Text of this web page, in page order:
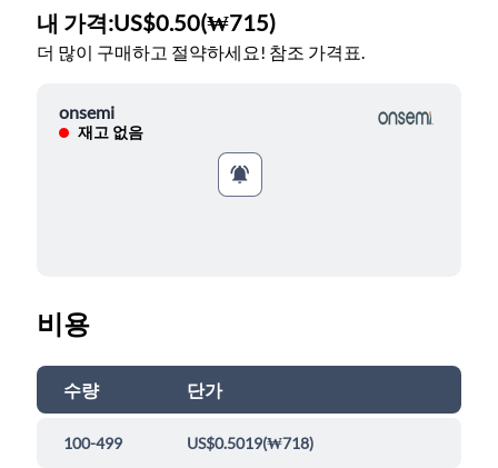
내 가격:US$0.50(₩715)
더 많이 구매하고 절약하세요! 참조 가격표.
onsemi
재고 없음
비용
수량 단가
100-499 US$0.5019(₩718)